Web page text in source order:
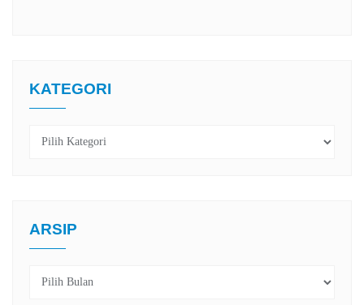
KATEGORI
Kategori
ARSIP
Arsip